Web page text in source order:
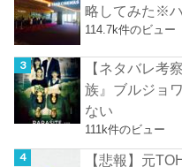
略してみた※
114.7k件のビュー
【ネタバレ考
族』ブルジョ
ない
111k件のビュー
【悲報】元